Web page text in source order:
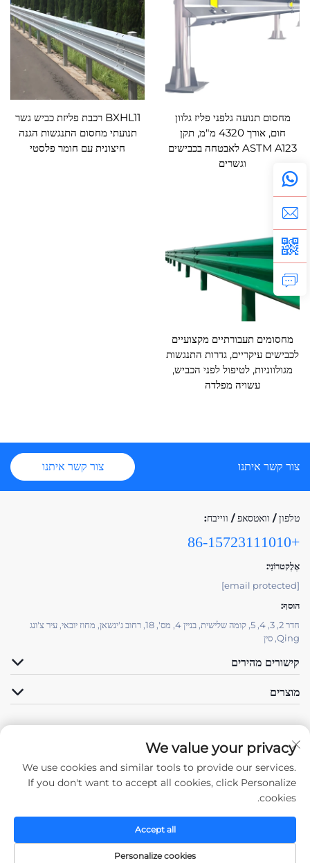
מחסום תנועה גלפני פליז גלוון
חום, אורך 4320 מ"מ, תקן
ASTM A123 לאבטחה בכבישים
וגשרים
BXHL11 רכבת פליזת כביש גשר
תנועתי מחסום התנגשות הגנה
חיצונית עם חומר פלסטי
מחסומים תעבורתיים מקצועיים
לכבישים עיקריים, גדרות התנגשות
מגולווניות, לטיפול לפני הכביש,
עשויה מפלדה
צור קשר איתנו צור קשר איתנו
טלפון / וואטסאפ / ווייבח:
+86-15723111010
אֶלֶקטרוֹנִי:
[email protected]
הוסף:
חדר 2, 3, 4, 5, קומה שלישית, בניין 4, מס', 18, רחוב ג'ינשאן, מחוז יובאי, עיר צ'ונג
Qing, סין
קישורים מהירים
מוצרים
עקב אחרינו
מדיניותICY
We value your privacy
We use cookies and similar tools to provide our services.
If you don't want to accept all cookies, click Personalize
cookies.
Personalize cookies
Accept all